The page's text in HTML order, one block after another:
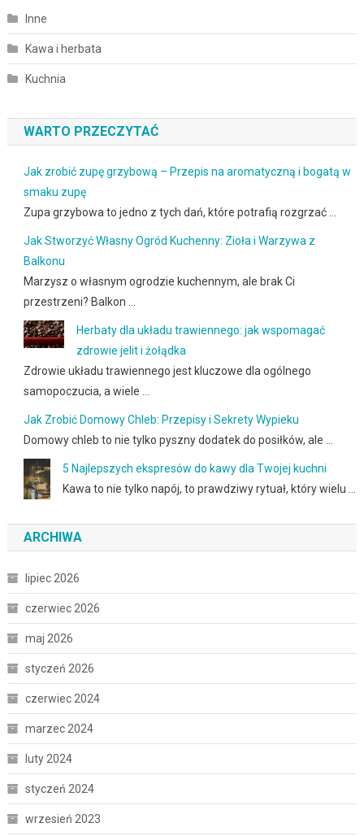
Inne
Kawa i herbata
Kuchnia
WARTO PRZECZYTAĆ
Jak zrobić zupę grzybową – Przepis na aromatyczną i bogatą w
smaku zupę
Zupa grzybowa to jedno z tych dań, które potrafią rozgrzać …
Jak Stworzyć Własny Ogród Kuchenny: Zioła i Warzywa z
Balkonu
Marzysz o własnym ogrodzie kuchennym, ale brak Ci
przestrzeni? Balkon …
Herbaty dla układu trawiennego: jak wspomagać
zdrowie jelit i żołądka
Zdrowie układu trawiennego jest kluczowe dla ogólnego
samopoczucia, a wiele …
Jak Zrobić Domowy Chleb: Przepisy i Sekrety Wypieku
Domowy chleb to nie tylko pyszny dodatek do posiłków, ale …
5 Najlepszych ekspresów do kawy dla Twojej kuchni
Kawa to nie tylko napój, to prawdziwy rytuał, który wielu …
ARCHIWA
lipiec 2026
czerwiec 2026
maj 2026
styczeń 2026
czerwiec 2024
marzec 2024
luty 2024
styczeń 2024
wrzesień 2023